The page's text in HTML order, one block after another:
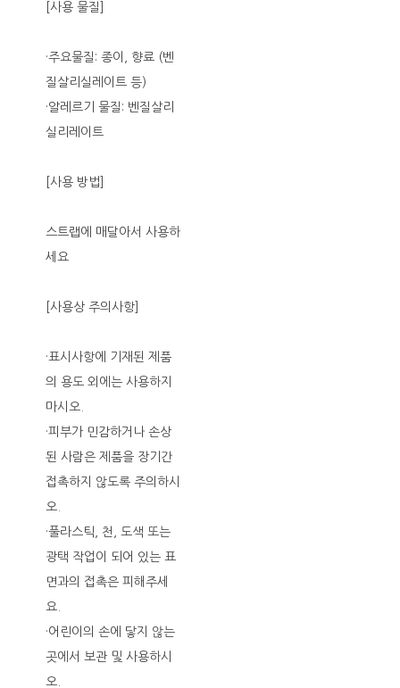
[사용 물질]
·주요물질: 종이, 향료 (벤
질살리실레이트 등)
·알레르기 물질: 벤질살리
실리레이트
[사용 방법]
스트랩에 매달아서 사용하
세요
[사용상 주의사항]
·표시사항에 기재된 제품
의 용도 외에는 사용하지
마시오.
·피부가 민감하거나 손상
된 사람은 제품을 장기간
접촉하지 않도록 주의하시
오.
·풀라스틱, 천, 도색 또는
광택 작업이 되어 있는 표
면과의 접촉은 피해주세
요.
·어린이의 손에 닿지 않는
곳에서 보관 및 사용하시
오.